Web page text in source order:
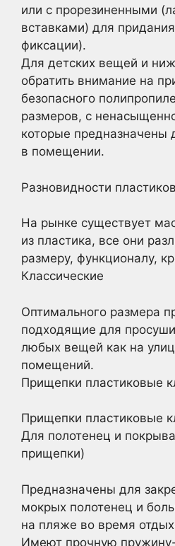
или с прорезиненными
вставками) для
фиксации).
Для детских вещей и
обратить внимание на
безопасного
размеров, с
которые предназначены
в помещении.
Разновидности
На рынке существует
из пластика, все они
размеру, функционалу,
Классические
Оптимального размера
подходящие для
любых вещей как на
помещений.
Прищепки пластиковые
Прищепки пластиковые
Для полотенец и
прищепки)
Предназначены для
мокрых полотенец и
на пляже во время
Имеют прочную